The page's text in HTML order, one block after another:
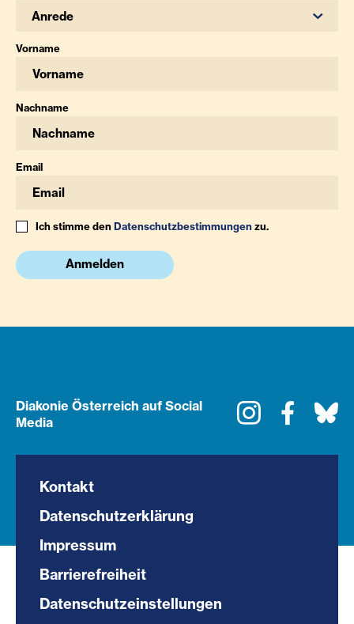
Anrede
Vorname
Nachname
Email
Ich stimme denDatenschutzbestimmungenzu.
Anmelden
Diakonie Österreich auf Social
Media
Instagram
Kontakt
Datenschutzerklärung
Impressum
Barrierefreiheit
Datenschutzeinstellungen